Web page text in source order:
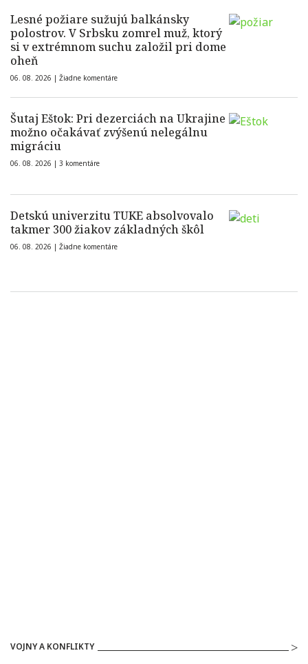
Lesné požiare sužujú balkánsky
polostrov. V Srbsku zomrel muž, ktorý
si v extrémnom suchu založil pri dome
oheň
06. 08. 2026 | Žiadne komentáre
Šutaj Eštok: Pri dezerciách na Ukrajine
možno očakávať zvýšenú nelegálnu
migráciu
06. 08. 2026 | 3 komentáre
Detskú univerzitu TUKE absolvovalo
takmer 300 žiakov základných škôl
06. 08. 2026 | Žiadne komentáre
VOJNY A KONFLIKTY